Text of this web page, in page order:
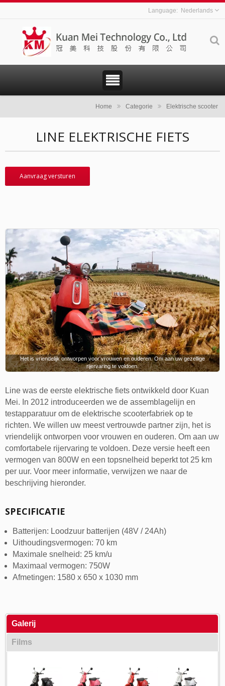
Nederlands
Home Categorie Elektrische scooter
LINE ELEKTRISCHE FIETS
Aanvraag versturen
Het is vriendelijk ontworpen voor vrouwen en ouderen. Om aan uw gezellige
rijervaring te voldoen.
Line was de eerste elektrische fiets ontwikkeld door Kuan
Mei. In 2012 introduceerden we de assemblagelijn en
testapparatuur om de elektrische scooterfabriek op te
richten. We willen uw meest vertrouwde partner zijn, het is
vriendelijk ontworpen voor vrouwen en ouderen. Om aan uw
comfortabele rijervaring te voldoen. Deze versie heeft een
vermogen van 800W en een topsnelheid beperkt tot 25 km
per uur. Voor meer informatie, verwijzen we naar de
beschrijving hieronder.
SPECIFICATIE
Batterijen: Loodzuur batterijen (48V / 24Ah)
Uithoudingsvermogen: 70 km
Maximale snelheid: 25 km/u
Maximaal vermogen: 750W
Afmetingen: 1580 x 650 x 1030 mm
Galerij
Films